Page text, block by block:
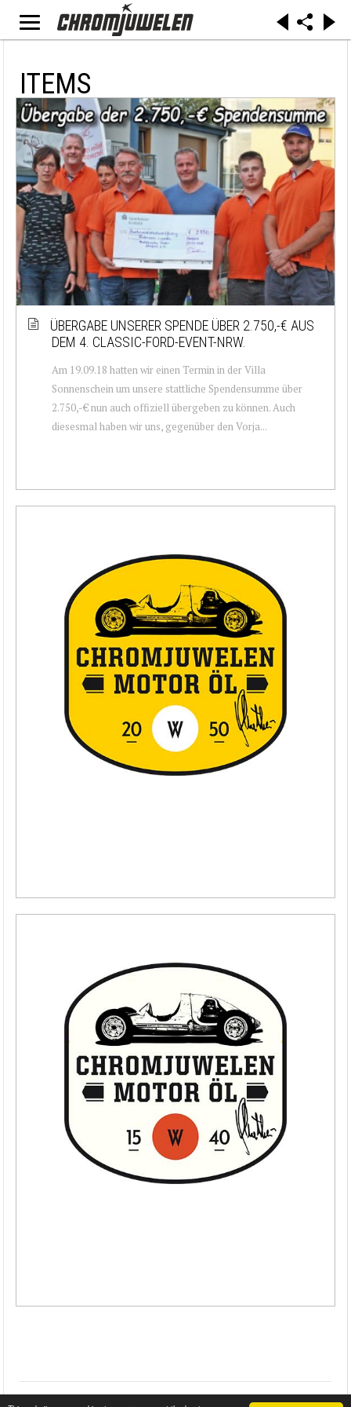
ITEMS
ÜBERGABE UNSERER SPENDE ÜBER 2.750,-€ AUS
DEM 4. CLASSIC-FORD-EVENT-NRW.
Am 19.09.18 hatten wir einen Termin in der Villa
Sonnenschein um unsere stattliche Spendensumme über
2.750,-€ nun auch offiziell übergeben zu können. Auch
diesesmal haben wir uns, gegenüber den Vorja...